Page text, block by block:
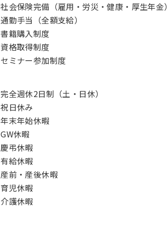
社会保険完備（雇用・労災・健康・厚生年金）
通勤手当（全額支給）
書籍購入制度
資格取得制度
セミナー参加制度
完全週休2日制（土・日休）
祝日休み
年末年始休暇
GW休暇
慶弔休暇
有給休暇
産前・産後休暇
育児休暇
介護休暇